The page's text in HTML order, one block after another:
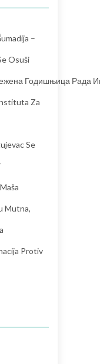
–
Osuši
Годишњица Рада
Za
Se
Mutna,
Protiv